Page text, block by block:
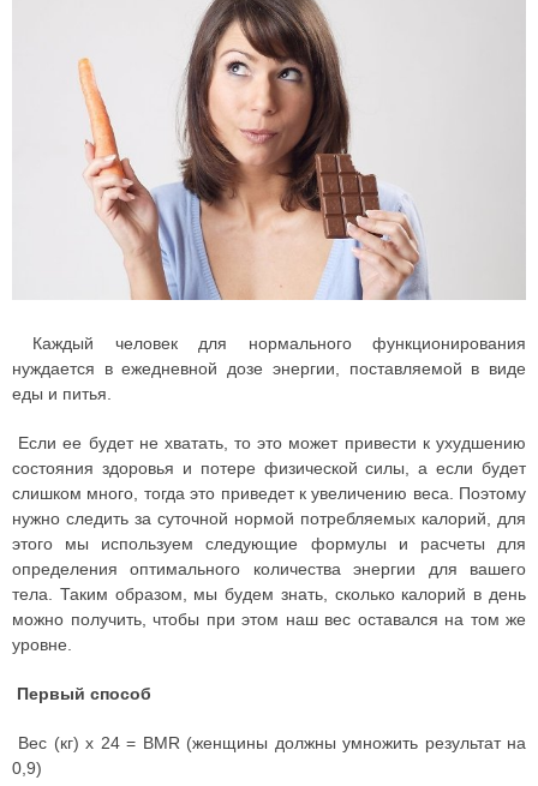
Каждый человек для нормального функционирования
нуждается в ежедневной дозе энергии, поставляемой в виде
еды и питья.
Если ее будет не хватать, то это может привести к ухудшению
состояния здоровья и потере физической силы, а если будет
слишком много, тогда это приведет к увеличению веса.
Поэтому
нужно следить за суточной нормой потребляемых калорий, для
этого мы используем следующие формулы и расчеты для
определения оптимального количества энергии для вашего
тела. Таким образом, мы будем знать, сколько калорий в день
можно получить, чтобы при этом наш вес оставался на том же
уровне.
Первый способ
Вес (кг) х 24 = BMR (женщины должны умножить результат на
0,9)